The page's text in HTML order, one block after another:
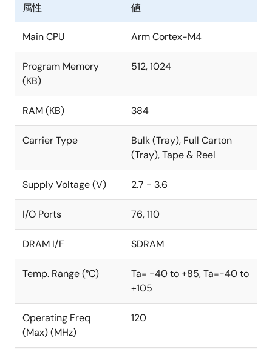
属性 値
Main CPU Arm Cortex-M4
Program Memory
(KB)
512, 1024
RAM (KB) 384
Carrier Type
Bulk (Tray), Full Carton
(Tray), Tape & Reel
Supply Voltage (V) 2.7 - 3.6
I/O Ports 76, 110
DRAM I/F SDRAM
Temp. Range (°C)
Ta= -40 to +85, Ta=-40 to
+105
Operating Freq
(Max) (MHz)
120